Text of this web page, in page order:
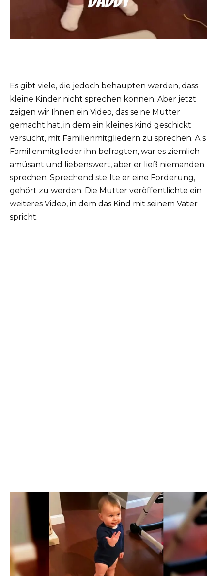
Es gibt viele, die jedoch behaupten werden, dass
kleine Kinder nicht sprechen können. Aber jetzt
zeigen wir Ihnen ein Video, das seine Mutter
gemacht hat, in dem ein kleines Kind geschickt
versucht, mit Familienmitgliedern zu sprechen. Als
Familienmitglieder ihn befragten, war es ziemlich
amüsant und liebenswert, aber er ließ niemanden
sprechen. Sprechend stellte er eine Forderung,
gehört zu werden. Die Mutter veröffentlichte ein
weiteres Video, in dem das Kind mit seinem Vater
spricht.